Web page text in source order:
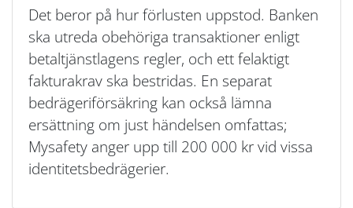
Det beror på hur förlusten uppstod. Banken
ska utreda obehöriga transaktioner enligt
betaltjänstlagens regler, och ett felaktigt
fakturakrav ska bestridas. En separat
bedrägeriförsäkring kan också lämna
ersättning om just händelsen omfattas;
Mysafety anger upp till 200 000 kr vid vissa
identitetsbedrägerier.